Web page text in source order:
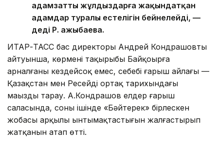
адамзатты жұлдыздарға жақындатқан
адамдар туралы естелігін бейнелейді, —
деді Р. Қажыбаева.
ИТАР-ТАСС бас директоры Андрей Кондрашовтың
айтуынша, көрменің тақырыбы Байқоңырға
арналғаны кездейсоқ емес, себебі ғарыш айлағы —
Қазақстан мен Ресейдің ортақ тарихындағы
маңызды тарау. А.Кондрашов елдер ғарыш
саласында, соның ішінде «Бәйтерек» бірлескен
жобасы арқылы ынтымақтастығын жалғастырып
жатқанын атап өтті.